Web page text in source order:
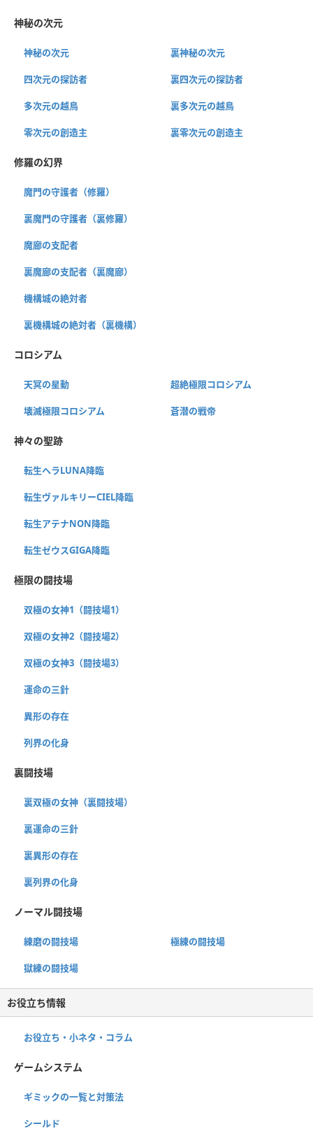
神秘の次元
神秘の次元 裏神秘の次元
四次元の探訪者 裏四次元の探訪者
多次元の越鳥 裏多次元の越鳥
零次元の創造主 裏零次元の創造主
修羅の幻界
魔門の守護者（修羅）
裏魔門の守護者（裏修羅）
魔廊の支配者
裏魔廊の支配者（裏魔廊）
機構城の絶対者
裏機構城の絶対者（裏機構）
コロシアム
天冥の星動 超絶極限コロシアム
壊滅極限コロシアム 蒼潜の戦帝
神々の聖跡
転生ヘラLUNA降臨
転生ヴァルキリーCIEL降臨
転生アテナNON降臨
転生ゼウスGIGA降臨
極限の闘技場
双極の女神1（闘技場1）
双極の女神2（闘技場2）
双極の女神3（闘技場3）
運命の三針
異形の存在
列界の化身
裏闘技場
裏双極の女神（裏闘技場）
裏運命の三針
裏異形の存在
裏列界の化身
ノーマル闘技場
練磨の闘技場 極練の闘技場
獄練の闘技場
お役立ち情報
お役立ち・小ネタ・コラム
ゲームシステム
ギミックの一覧と対策法
シールド